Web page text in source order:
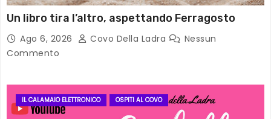
Un libro tira l’altro, aspettando Ferragosto
Ago 6, 2026 Covo Della Ladra
Nessun
Commento
IL CALAMAIO ELETTRONICO OSPITI AL COVO